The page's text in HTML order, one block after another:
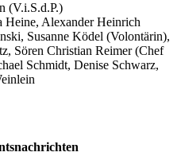
(V.i.S.d.P.)
Heine, Alexander Heinrich
Susanne Ködel (Volontärin),
Sören Christian Reimer (Chef
Schmidt, Denise Schwarz,